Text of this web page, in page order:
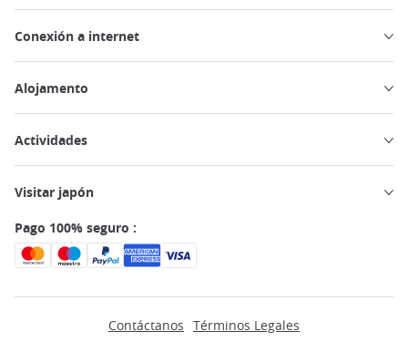
Conexión a internet
Alojamento
Actividades
Visitar japón
Pago 100% seguro :
Contáctanos Términos Legales